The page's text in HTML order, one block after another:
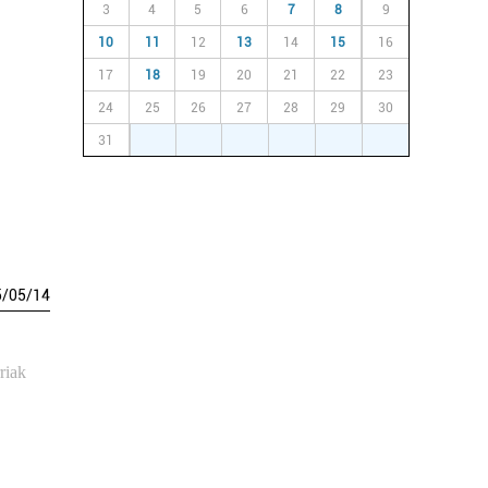
/05/14
3 4 5 6 7 8 9
10 11 12 13 14 15 16
17 18 19 20 21 22 23
24 25 26 27 28 29 30
31